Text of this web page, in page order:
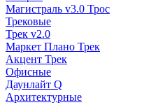
Магистраль v3.0 Трос
Трековые
Трек v2.0
Маркет Плано Трек
Акцент Трек
Офисные
Даунлайт Q
Архитектурные